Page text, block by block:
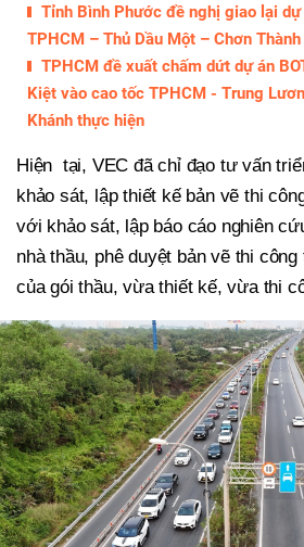
Tỉnh Bình Phước đề nghị giao lại
TPHCM – Thủ Dầu Một – Chơn
TPHCM đề xuất chấm dứt dự án
Kiệt vào cao tốc TPHCM - Trung
Khánh thực hiện
Hiện tại, VEC đã chỉ đạo tư vấn
khảo sát, lập thiết kế bản vẽ thi
với khảo sát, lập báo cáo nghiên
nhà thầu, phê duyệt bản vẽ thi
của gói thầu, vừa thiết kế, vừa thi